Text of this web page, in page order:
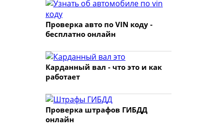
Проверка авто по VIN коду -
бесплатно онлайн
Карданный вал - что это и как
работает
Проверка штрафов ГИБДД
онлайн